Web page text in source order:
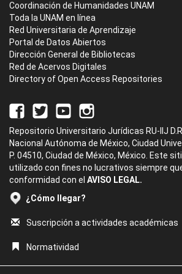
Coordinación de Humanidades UNAM
Toda la UNAM en línea
Red Universitaria de Aprendizaje
Portal de Datos Abiertos
Dirección General de Bibliotecas
Red de Acervos Digitales
Directory of Open Access Repositories
Repositorio Universitario Jurídicas RU-IIJ
Nacional Autónoma de México, Ciudad
P. 04510, Ciudad de México, México. Este
utilizado con fines no lucrativos siempre
conformidad con el AVISO LEGAL.
¿Cómo llegar?
Suscripción a actividades académicas
Normatividad